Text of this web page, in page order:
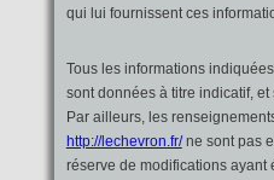
qui lui fournissent ces
Tous les informations
sont données à titre indicatif, et
Par ailleurs, les
http://lechevron.fr/ne sont pas
réserve de modifications ayant